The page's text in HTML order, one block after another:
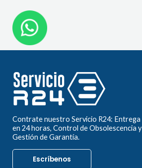
Contrate nuestro Servicio R24: Entrega
en 24 horas, Control de Obsolescencia y
Gestión de Garantía.
Escríbenos